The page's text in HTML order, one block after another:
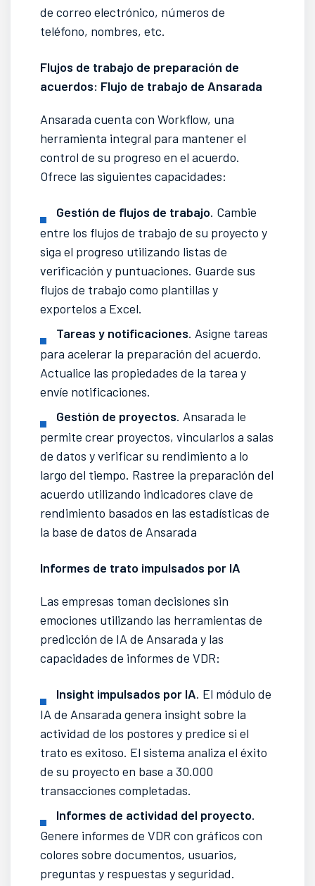
de correo electrónico, números de
teléfono, nombres, etc.
Flujos de trabajo de preparación de
acuerdos: Flujo de trabajo de Ansarada
Ansarada cuenta con Workflow, una
herramienta integral para mantener el
control de su progreso en el acuerdo.
Ofrece las siguientes capacidades:
Gestión de flujos de trabajo. Cambie
entre los flujos de trabajo de su proyecto y
siga el progreso utilizando listas de
verificación y puntuaciones. Guarde sus
flujos de trabajo como plantillas y
exportelos a Excel.
Tareas y notificaciones. Asigne tareas
para acelerar la preparación del acuerdo.
Actualice las propiedades de la tarea y
envíe notificaciones.
Gestión de proyectos. Ansarada le
permite crear proyectos, vincularlos a salas
de datos y verificar su rendimiento a lo
largo del tiempo. Rastree la preparación del
acuerdo utilizando indicadores clave de
rendimiento basados ​​en las estadísticas de
la base de datos de Ansarada
Informes de trato impulsados por IA
Las empresas toman decisiones sin
emociones utilizando las herramientas de
predicción de IA de Ansarada y las
capacidades de informes de VDR:
Insight impulsados por IA. El módulo de
IA de Ansarada genera insight sobre la
actividad de los postores y predice si el
trato es exitoso. El sistema analiza el éxito
de su proyecto en base a 30.000
transacciones completadas.
Informes de actividad del proyecto.
Genere informes de VDR con gráficos con
colores sobre documentos, usuarios,
preguntas y respuestas y seguridad.